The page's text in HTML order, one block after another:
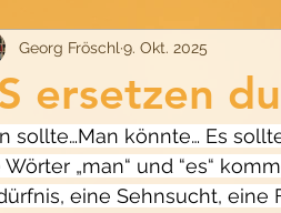
ersetzen
Georg Fröschl 9. Okt. 2025
sollte…Man könnte… Es
Wörter „man“ und “es“
eine Sehnsucht,